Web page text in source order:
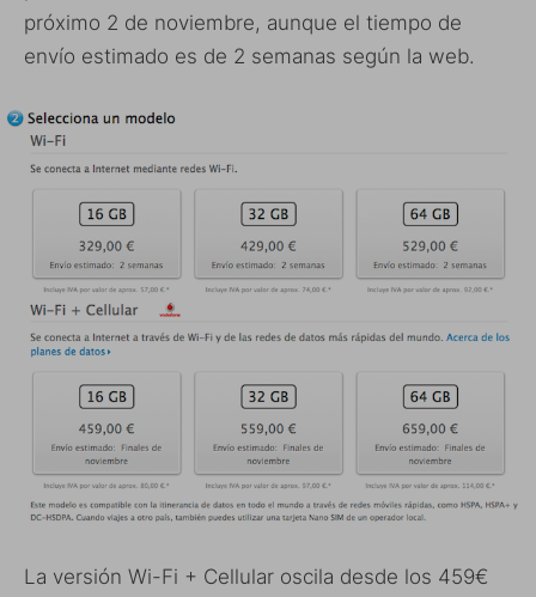
próximo 2 de noviembre, aunque el tiempo de
envío estimado es de 2 semanas según la web.
La versión Wi-Fi + Cellular oscila desde los 459€